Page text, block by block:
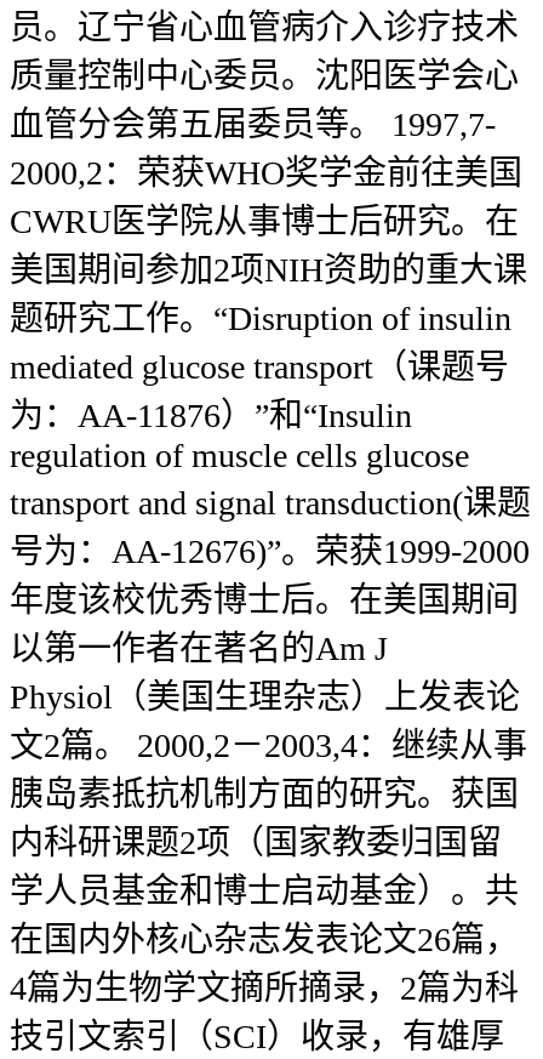
员。辽宁省心血管病介入诊疗技术
质量控制中心委员。沈阳医学会心
血管分会第五届委员等。 1997,7-
2000,2：荣获WHO奖学金前往美国
CWRU医学院从事博士后研究。在
美国期间参加2项NIH资助的重大课
题研究工作。“Disruption of insulin
mediated glucose transport（课题号
为：AA-11876）”和“Insulin
regulation of muscle cells glucose
transport and signal transduction(课题
号为：AA-12676)”。荣获1999-2000
年度该校优秀博士后。在美国期间
以第一作者在著名的Am J
Physiol（美国生理杂志）上发表论
文2篇。 2000,2－2003,4：继续从事
胰岛素抵抗机制方面的研究。获国
内科研课题2项（国家教委归国留
学人员基金和博士启动基金）。共
在国内外核心杂志发表论文26篇，
4篇为生物学文摘所摘录，2篇为科
技引文索引（SCI）收录，有雄厚